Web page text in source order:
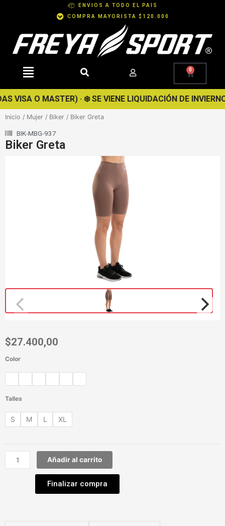
ENVIOS A TODO EL PAIS
COMPRA MAYORISTA $120.000
0 Cart
O MASTER) · ❄️ SE VIENE LIQUIDACIÓN DE INVIERNO
Inicio / Mujer / Biker / Biker Greta
BIK-MBG-937
Biker Greta
$27.400,00
Color
Talles
S M L XL
cantidad
Añadir al carrito
Finalizar compra